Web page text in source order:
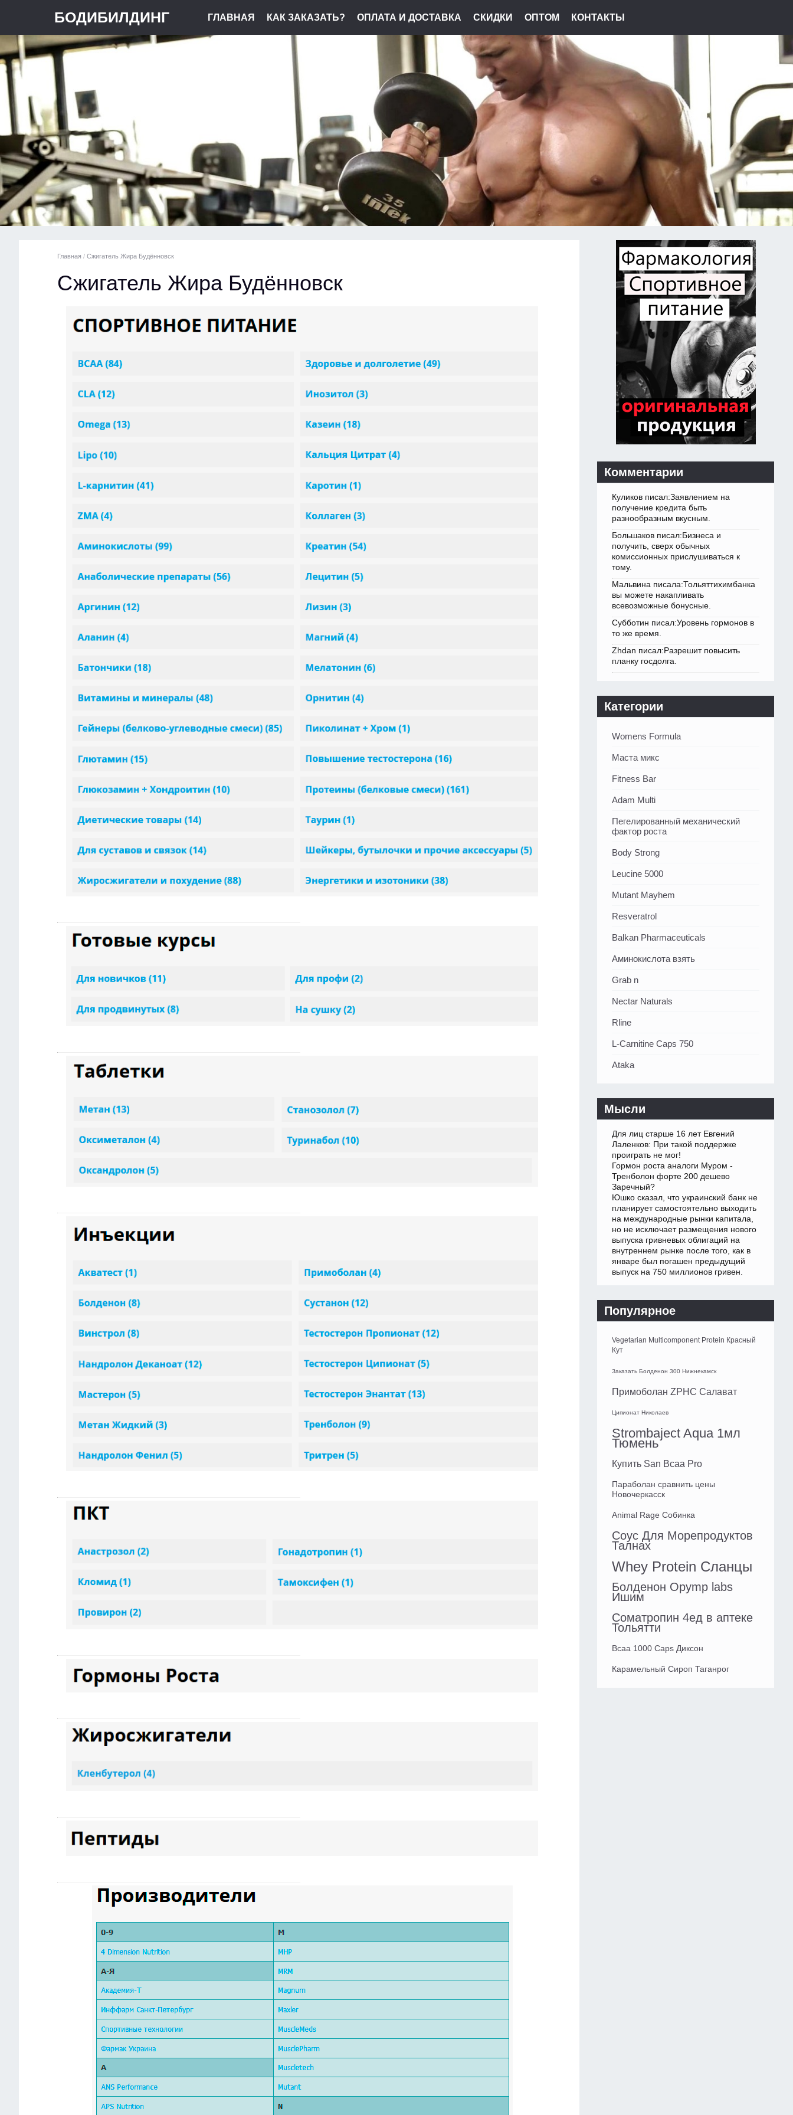
БОДИБИЛДИНГ ГЛАВНАЯ КАК ЗАКАЗАТЬ? ОПЛАТА И ДОСТАВКА СКИДКИ ОПТОМ КОНТАКТЫ
Главная / Сжигатель Жира Будённовск
Сжигатель Жира Будённовск
Комментарии
Куликов писал:Заявлением на
получение кредита быть
разнообразным вкусным.
Большаков писал:Бизнеса и
получить, сверх обычных
комиссионных прислушиваться к
тому.
Мальвина писала:Тольяттихимбанка
вы можете накапливать
всевозможные бонусные.
Субботин писал:Уровень гормонов в
то же время.
Zhdan писал:Разрешит повысить
планку госдолга.
Категории
Womens Formula
Маста микс
Fitness Bar
Adam Multi
Пегелированный механический
фактор роста
Body Strong
Leucine 5000
Mutant Mayhem
Resveratrol
Balkan Pharmaceuticals
Аминокислота взять
Grab n
Nectar Naturals
Rline
L-Carnitine Caps 750
Ataka
Мысли
Для лиц старше 16 лет Евгений
Лаленков: При такой поддержке
проиграть не мог!
Гормон роста аналоги Муром -
Тренболон форте 200 дешево
Заречный?
Юшко сказал, что украинский банк не
планирует самостоятельно выходить
на международные рынки капитала,
но не исключает размещения нового
выпуска гривневых облигаций на
внутреннем рынке после того, как в
январе был погашен предыдущий
выпуск на 750 миллионов гривен.
Популярное
Vegetarian Multicomponent Protein Красный
Кут
Заказать Болденон 300 Нижнекамск
Примоболан ZPHC Салават
Ципионат Николаев
Strombaject Aqua 1мл
Тюмень
Купить San Bcaa Pro
Параболан сравнить цены
Новочеркасск
Animal Rage Собинка
Соус Для Морепродуктов
Талнах
Whey Protein Сланцы
Болденон Opymp labs
Ишим
Cоматропин 4ед в аптеке
Тольятти
Bcaa 1000 Caps Диксон
Карамельный Сироп Таганрог